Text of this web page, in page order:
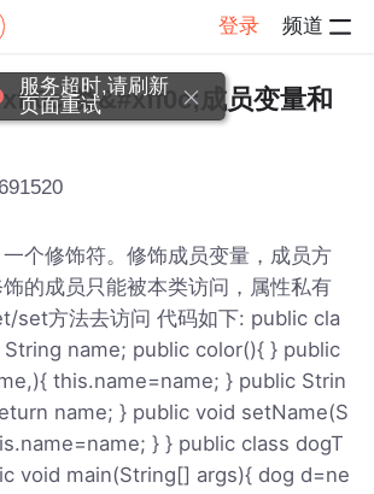
登录 频道
帖子详情
类&#xff0c;成员变量和
个修饰符。修饰成员变量，成员方
的成员只能被本类访问，属性私有
set方法去访问 代码如下: public cla
name; public color(){ } public
this.name=name; } public Strin
name; } public void setName(S
} } public class dogT
void main(String[] args){ dog d=ne
服务超时,请刷新
页面重试